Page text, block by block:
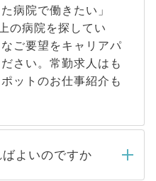
病院で働きたい」
の病院を探してい
ご要望をキャリアパ
さい。常勤求人はも
ットのお仕事紹介も
よいのですか